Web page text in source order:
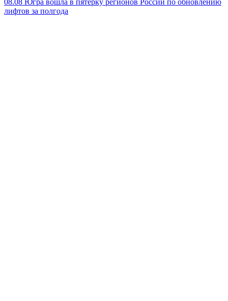
лифтов за полгода